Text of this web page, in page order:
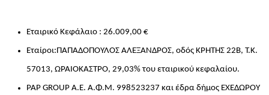
Εταιρικό Κεφάλαιο : 26.009,00 €
Εταίροι:ΠΑΠΑΔΟΠΟΥΛΟΣ ΑΛΕΞΑΝΔΡΟΣ, οδός ΚΡΗΤΗΣ 22Β, Τ.Κ.
57013, ΩΡΑΙΟΚΑΣΤΡΟ, 29,03% του εταιρικού κεφαλαίου.
PAP GROUP A.E. Α.Φ.Μ. 998523237 και έδρα δήμος ΕΧΕΔΩΡΟΥ